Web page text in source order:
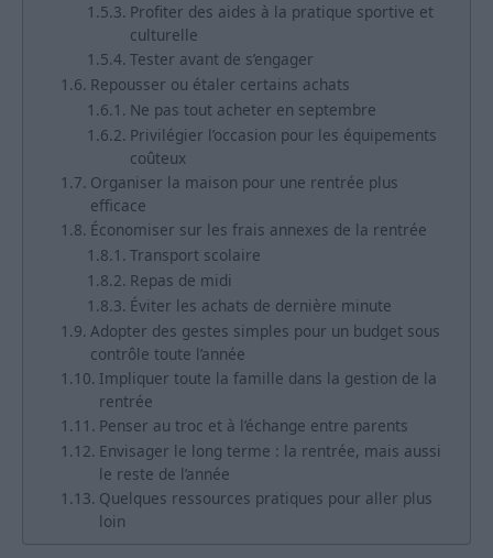
Profiter des aides à la pratique sportive et
culturelle
Tester avant de s’engager
Repousser ou étaler certains achats
Ne pas tout acheter en septembre
Privilégier l’occasion pour les équipements
coûteux
Organiser la maison pour une rentrée plus
efficace
Économiser sur les frais annexes de la rentrée
Transport scolaire
Repas de midi
Éviter les achats de dernière minute
Adopter des gestes simples pour un budget sous
contrôle toute l’année
Impliquer toute la famille dans la gestion de la
rentrée
Penser au troc et à l’échange entre parents
Envisager le long terme : la rentrée, mais aussi
le reste de l’année
Quelques ressources pratiques pour aller plus
loin